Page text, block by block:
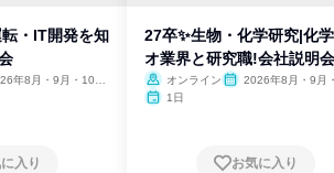
・IT開発を知
年8月・9月・10
入り
27卒✨️生物・化学研究|化
オ業界と研究職!会社説明会
オンライン
2026年8月・9月
1日
お気に入り